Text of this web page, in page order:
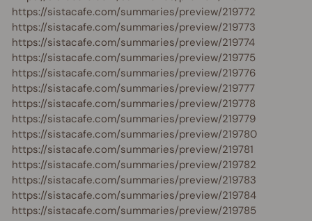
https://sistacafe.com/summaries/preview/219772
https://sistacafe.com/summaries/preview/219773
https://sistacafe.com/summaries/preview/219774
https://sistacafe.com/summaries/preview/219775
https://sistacafe.com/summaries/preview/219776
https://sistacafe.com/summaries/preview/219777
https://sistacafe.com/summaries/preview/219778
https://sistacafe.com/summaries/preview/219779
https://sistacafe.com/summaries/preview/219780
https://sistacafe.com/summaries/preview/219781
https://sistacafe.com/summaries/preview/219782
https://sistacafe.com/summaries/preview/219783
https://sistacafe.com/summaries/preview/219784
https://sistacafe.com/summaries/preview/219785